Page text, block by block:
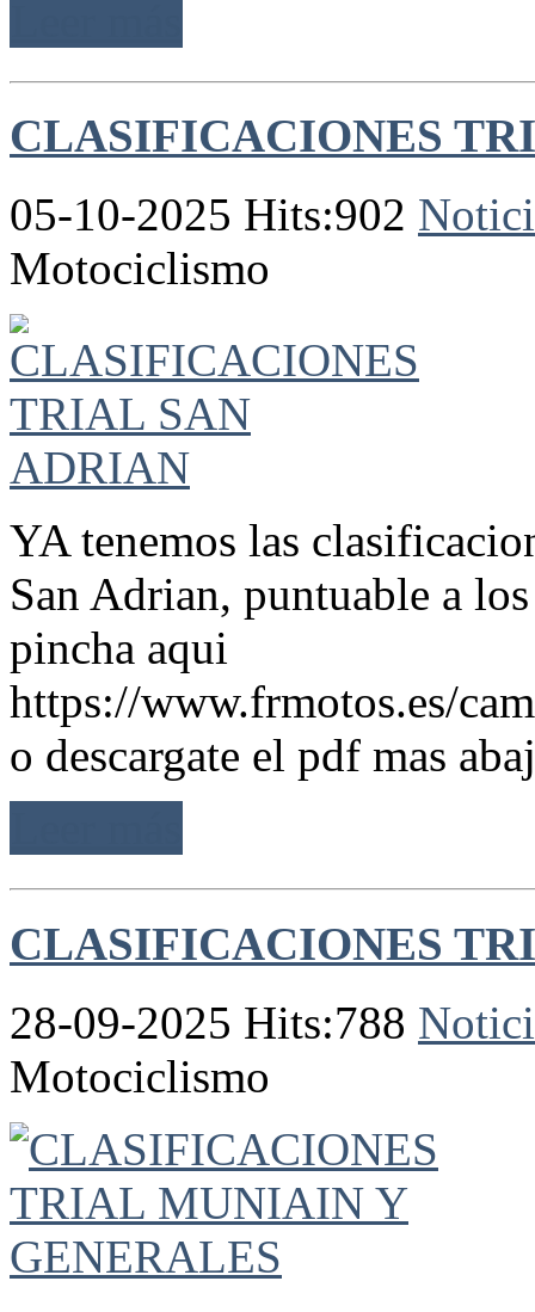
CLASIFICACIONES
05-10-2025 Hits:902
Motociclismo
YA tenemos las
San Adrian, puntuable a
pincha aqui
https://www.frmotos.es/
o descargate el pdf mas
CLASIFICACIONES
28-09-2025 Hits:788
Motociclismo